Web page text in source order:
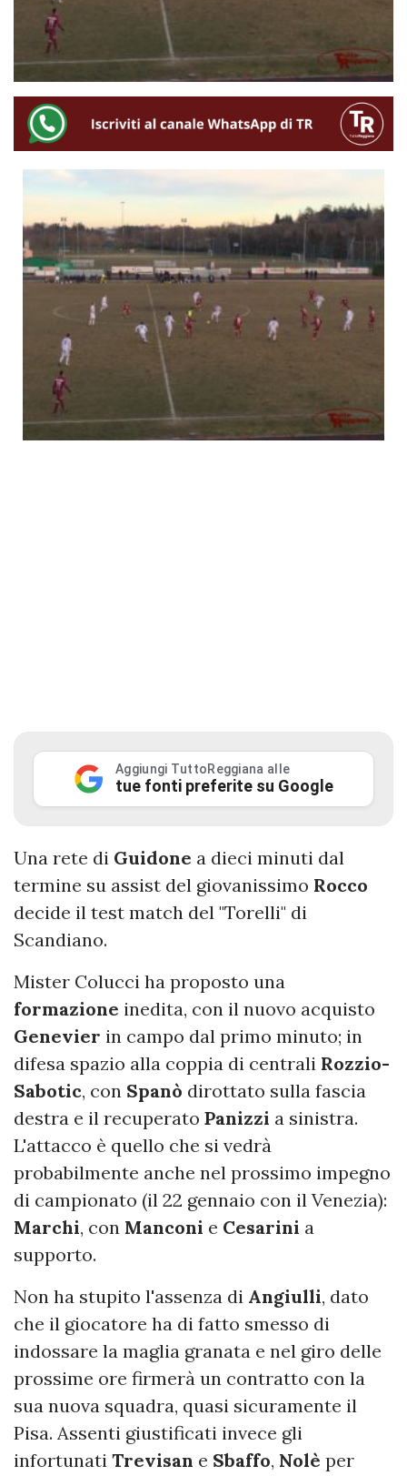
Aggiungi TuttoReggiana alle
tue fonti preferite su Google
Una rete di Guidone a dieci minuti dal
termine su assist del giovanissimo Rocco
decide il test match del "Torelli" di
Scandiano.
Mister Colucci ha proposto una
formazione inedita, con il nuovo acquisto
Genevier in campo dal primo minuto; in
difesa spazio alla coppia di centrali Rozzio-
Sabotic, con Spanò dirottato sulla fascia
destra e il recuperato Panizzi a sinistra.
L'attacco è quello che si vedrà
probabilmente anche nel prossimo impegno
di campionato (il 22 gennaio con il Venezia):
Marchi, con Manconi e Cesarini a
supporto.
Non ha stupito l'assenza di Angiulli, dato
che il giocatore ha di fatto smesso di
indossare la maglia granata e nel giro delle
prossime ore firmerà un contratto con la
sua nuova squadra, quasi sicuramente il
Pisa. Assenti giustificati invece gli
infortunati Trevisan e Sbaffo, Nolè per